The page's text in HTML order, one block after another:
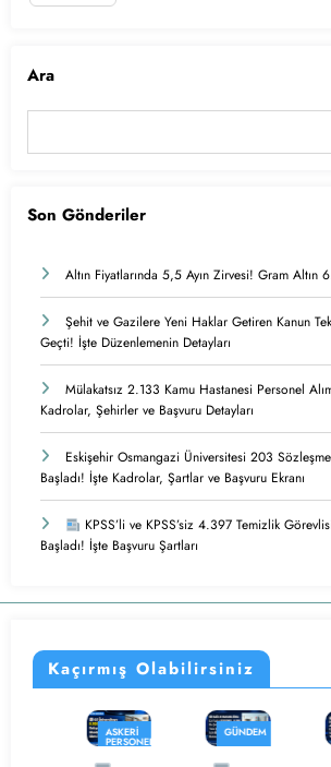
Ara
Son Gönderiler
Altın Fiyatlarında 5,5 Ayın Zirvesi! Gram Altın
Şehit ve Gazilere Yeni Haklar Getiren Kanun
Geçti! İşte Düzenlemenin Detayları
Mülakatsız 2.133 Kamu Hastanesi Personel
Kadrolar, Şehirler ve Başvuru Detayları
Eskişehir Osmangazi Üniversitesi 203
Başladı! İşte Kadrolar, Şartlar ve Başvuru Ekranı
KPSS’li ve KPSS’siz 4.397 Temizlik
Başladı! İşte Başvuru Şartları
Kaçırmış Olabilirsiniz
PERSONEL
GÜNDEM
PERSONEL